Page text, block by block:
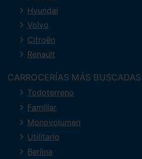
Hyundai
Volvo
Citroën
Renault
CARROCERÍAS MÁS BUSCADAS
Todoterreno
Familiar
Monovolumen
Utilitario
Berlina